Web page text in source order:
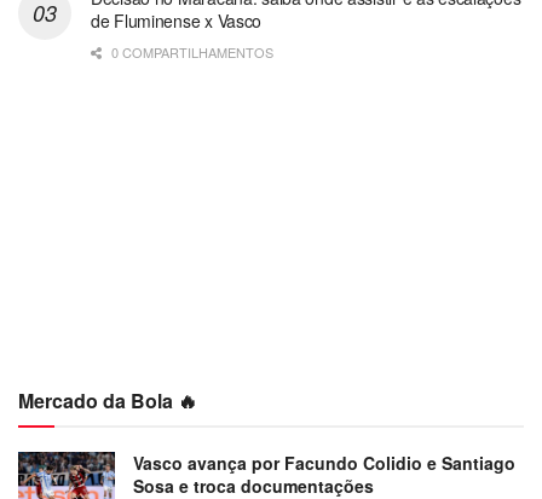
de Fluminense x Vasco
0 COMPARTILHAMENTOS
Mercado da Bola 🔥
Vasco avança por Facundo Colidio e Santiago
Sosa e troca documentações